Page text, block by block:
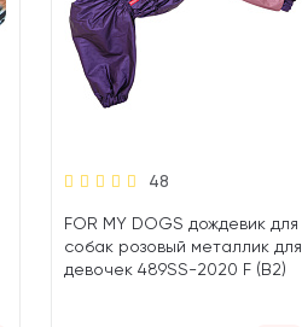
48
FOR MY DOGS дождевик для
собак розовый металлик для
девочек 489SS-2020 F (B2)